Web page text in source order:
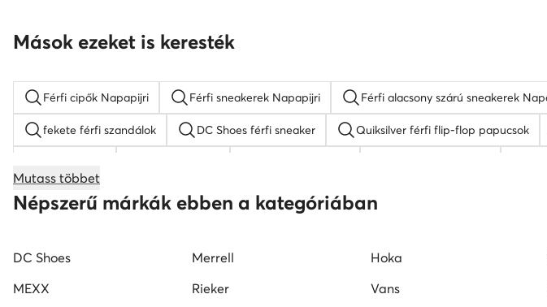
Mások ezeket is keresték
Férfi cipők Napapijri Férfi sneakerek Napapijri Férfi alacsony szárú sneakerek
fekete férfi szandálok DC Shoes férfi sneaker Quiksilver férfi flip-flop papucsok
elegáns férfi cipő fehér férfi cipő Kappa férfi cipő
Mutass többet
Népszerű márkák ebben a kategóriában
DC Shoes Merrell Hoka
MEXX
Rieker Vans